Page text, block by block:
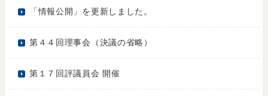
「情報公開」を更新しました。
第４４回理事会（決議の省略）
第１７回評議員会 開催